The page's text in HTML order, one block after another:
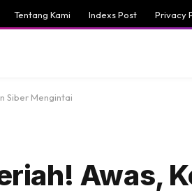
Tentang Kami Indexs Post Privacy
Siber Mengintai
Awas,